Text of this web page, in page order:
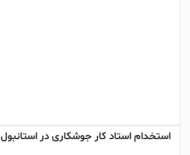
استخدام استاد کار جوشکاری در استانبول